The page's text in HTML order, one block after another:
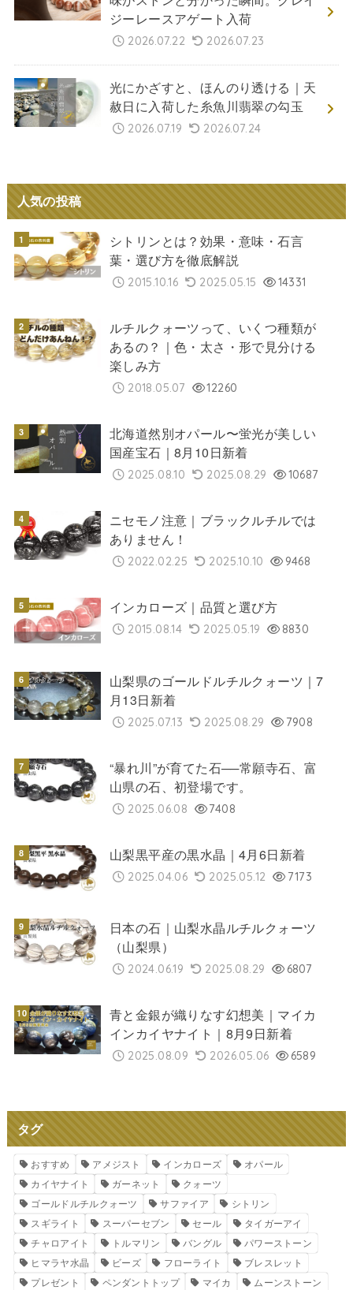
ジーレースアゲート入荷
2026.07.22 2026.07.23
光にかざすと、ほんのり透ける｜天
赦日に入荷した糸魚川翡翠の勾玉
2026.07.19 2026.07.24
人気の投稿
シトリンとは？効果・意味・石言
葉・選び方を徹底解説
2015.10.16 2025.05.15 14331
ルチルクォーツって、いくつ種類が
あるの？｜色・太さ・形で見分ける
楽しみ方
2018.05.07 12260
北海道然別オパール〜蛍光が美しい
国産宝石｜8月10日新着
2025.08.10 2025.08.29 10687
ニセモノ注意｜ブラックルチルでは
ありません！
2022.02.25 2025.10.10 9468
インカローズ｜品質と選び方
2015.08.14 2025.05.19 8830
山梨県のゴールドルチルクォーツ｜7
月13日新着
2025.07.13 2025.08.29 7908
“暴れ川”が育てた石──常願寺石、富
山県の石、初登場です。
2025.06.08 7408
山梨黒平産の黒水晶｜4月6日新着
2025.04.06 2025.05.12 7173
日本の石｜山梨水晶ルチルクォーツ
（山梨県）
2024.06.19 2025.08.29 6807
青と金銀が織りなす幻想美｜マイカ
インカイヤナイト｜8月9日新着
2025.08.09 2026.05.06 6589
タグ
おすすめ アメジスト インカローズ
オパール
カイヤナイト
ガーネット
クォーツ
ゴールドルチルクォーツ
サファイア
シトリン
スギライト
スーパーセブン セール
タイガーアイ
チャロアイト
トルマリン バングル
パワーストーン
ヒマラヤ水晶
ビーズ フローライト
ブレスレット
プレゼント
ペンダントトップ マイカ
ムーンストーン